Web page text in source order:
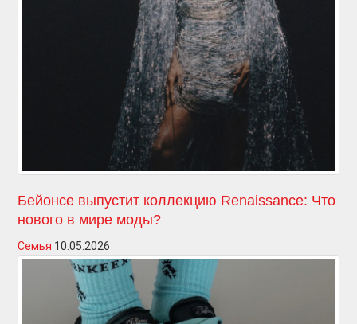
Бейонсе выпустит коллекцию Renaissance: Что
нового в мире моды?
Семья 10.05.2026